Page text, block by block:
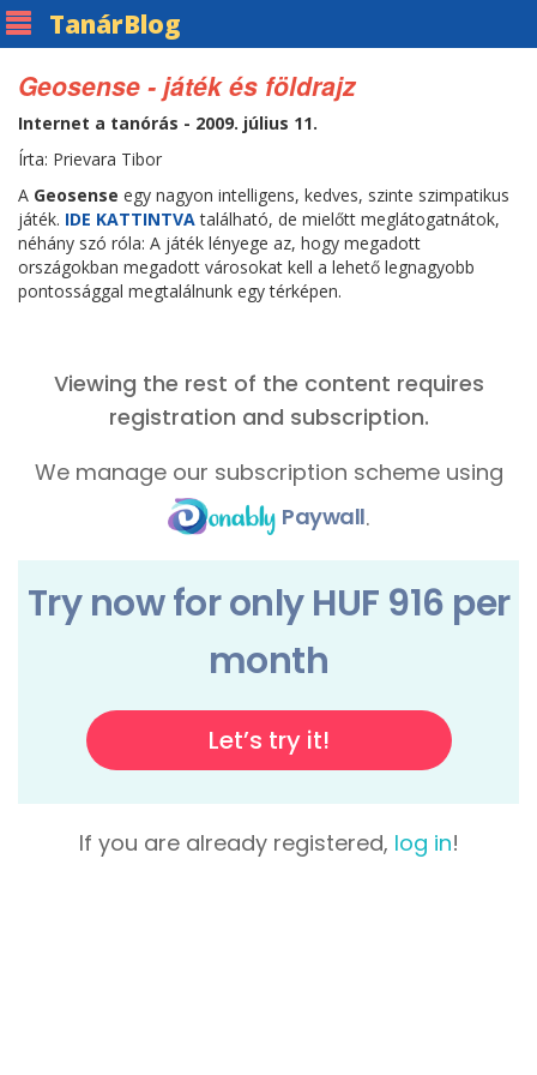
TanárBlog
Geosense - játék és földrajz
Internet a tanórás - 2009. július 11.
Írta: Prievara Tibor
A Geosense egy nagyon intelligens, kedves, szinte szimpatikus
játék. IDE KATTINTVAtalálható, de mielőtt meglátogatnátok,
néhány szó róla: A játék lényege az, hogy megadott
országokban megadott városokat kell a lehető legnagyobb
pontossággal megtalálnunk egy térképen.